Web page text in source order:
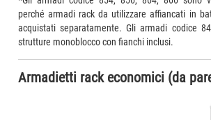
perché armadi rack da utilizzare affiancati in
acquistati separatamente. Gli armadi codice
strutture monoblocco con fianchi inclusi.
Armadietti rack economici (da